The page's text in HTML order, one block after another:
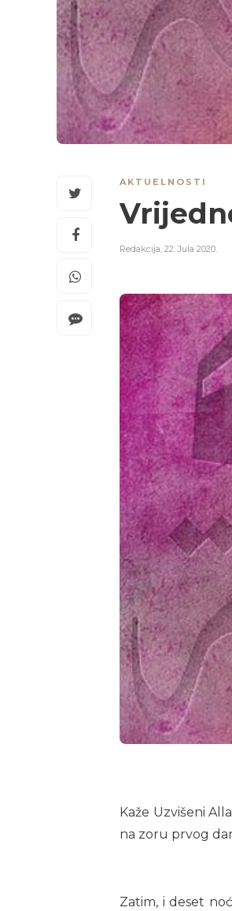
AKTUELNOSTI
Redakcija, 22. Jula 2020.
Kaže Uzvišeni
na zoru prvog
Zatim, i deset